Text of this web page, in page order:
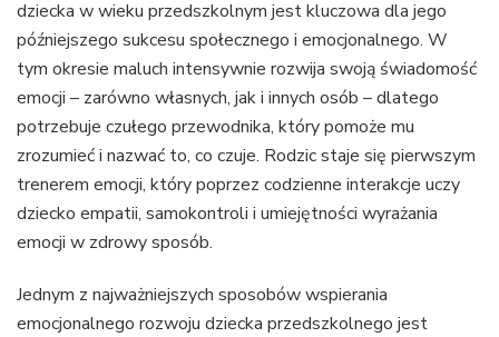
dziecka w wieku przedszkolnym jest kluczowa dla jego
późniejszego sukcesu społecznego i emocjonalnego. W
tym okresie maluch intensywnie rozwija swoją świadomość
emocji – zarówno własnych, jak i innych osób – dlatego
potrzebuje czułego przewodnika, który pomoże mu
zrozumieć i nazwać to, co czuje. Rodzic staje się pierwszym
trenerem emocji, który poprzez codzienne interakcje uczy
dziecko empatii, samokontroli i umiejętności wyrażania
emocji w zdrowy sposób.
Jednym z najważniejszych sposobów wspierania
emocjonalnego rozwoju dziecka przedszkolnego jest